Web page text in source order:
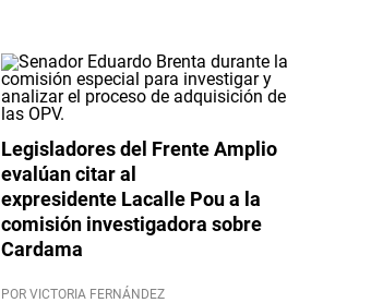
Legisladores del Frente Amplio
evalúan citar al
expresidente Lacalle Pou a la
comisión investigadora sobre
Cardama
POR VICTORIA FERNÁNDEZ